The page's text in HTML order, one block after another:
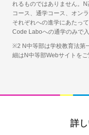
れるものではありません。
コース、通学コース、オン
それぞれへの進学にあたっ
Code Laboへの通学のみで
※2 N中等部は学校教育法第
細はN中等部Webサイトをご
詳